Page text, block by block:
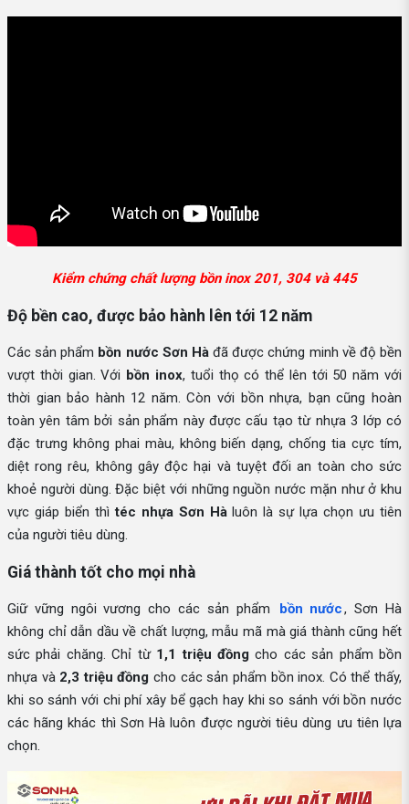
Kiểm chứng chất lượng bồn inox 201, 304 và 445
Độ bền cao, được bảo hành lên tới 12 năm
Các sản phẩm bồn nước Sơn Hàđã được chứng minh về độ bền
vượt thời gian. Với bồn inox, tuổi thọ có thể lên tới 50 năm với
thời gian bảo hành 12 năm. Còn với bồn nhựa, bạn cũng hoàn
toàn yên tâm bởi sản phẩm này được cấu tạo từ nhựa 3 lớp có
đặc trưng không phai màu, không biến dạng, chống tia cực tím,
diệt rong rêu, không gây độc hại và tuyệt đối an toàn cho sức
khoẻ người dùng. Đặc biệt với những nguồn nước mặn như ở khu
vực giáp biển thìtéc nhựa Sơn Hàluôn là sự lựa chọn ưu tiên
của người tiêu dùng.
Giá thành tốt cho mọi nhà
Giữ vững ngôi vương cho các sản phẩm bồn nước, Sơn Hà
không chỉ dẫn dầu về chất lượng, mẫu mã mà giá thành cũng hết
sức phải chăng. Chỉ từ 1,1 triệu đồngcho các sản phẩm bồn
nhựa và2,3 triệu đồng cho các sản phẩm bồn inox. Có thể thấy,
khi so sánh với chi phí xây bể gạch hay khi so sánh với bồn nước
các hãng khác thì Sơn Hà luôn được người tiêu dùng ưu tiên lựa
chọn.